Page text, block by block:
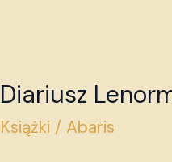
Diariusz
Książki /Abaris
Diariusz
Lenormand